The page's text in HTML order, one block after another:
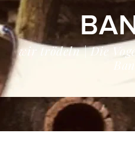
wir trödeln | Die